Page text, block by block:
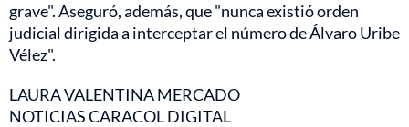
grave". Aseguró, además, que "nunca existió orden
judicial dirigida a interceptar el número de Álvaro Uribe
Vélez".
LAURA VALENTINA MERCADO
NOTICIAS CARACOL DIGITAL